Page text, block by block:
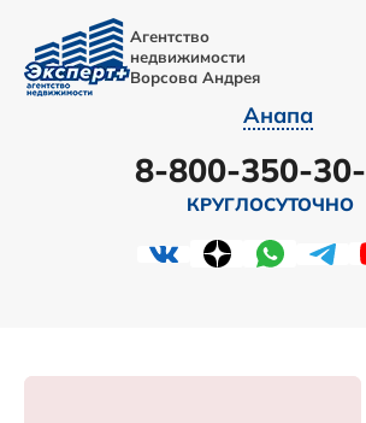
Агентство
недвижимости
Ворсова Андрея
Анапа
8-800-350-
КРУГЛОСУТОЧНО